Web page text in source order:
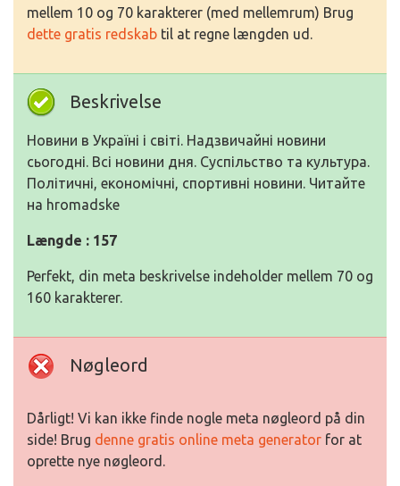
mellem 10 og 70 karakterer (med mellemrum) Brug
dette gratis redskab til at regne længden ud.
Beskrivelse
Новини в Україні і світі. Надзвичайні новини
сьогодні. Всі новини дня. Суспільство та культура.
Політичні, економічні, спортивні новини. Читайте
на hromadske
Længde : 157
Perfekt, din meta beskrivelse indeholder mellem 70 og
160 karakterer.
Nøgleord
Dårligt! Vi kan ikke finde nogle meta nøgleord på din
side! Brug denne gratis online meta generator for at
oprette nye nøgleord.